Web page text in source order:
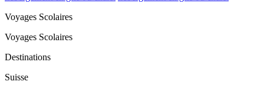
Voyages Scolaires
Voyages Scolaires
Destinations
Suisse